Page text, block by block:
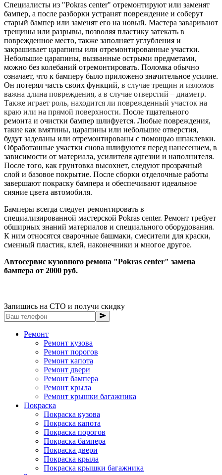
Специалисты из "Pokras center" отремонтируют или заменят
бампер, а после разборки устранят повреждение и соберут
старый бампер или заменят его на новый. Мастера заваривают
трещины или разрывы, позволяя пластику затекать в
поврежденное место, также заполняет углубления и
закрашивает царапины или отремонтированные участки.
Небольшие царапины, вызванные острыми предметами,
можно без колебаний отремонтировать. Поломка обычно
означает, что к бамперу было приложено значительное усилие.
Он потерял часть своих функций, в случае трещин и изломов
важна длина повреждения, а в случае отверстий – диаметр.
Также играет роль, находится ли поврежденный участок на
краю или на прямой поверхности. После тщательного
ремонта и очистки бампер шлифуется. Любые повреждения,
такие как вмятины, царапины или небольшие отверстия,
будут заделаны или отремонтированы с помощью шпаклевки.
Обработанные участки снова шлифуются перед нанесением, в
зависимости от материала, усилителя адгезии и наполнителя.
После того, как грунтовка высохнет, следуют прозрачный
слой и базовое покрытие. После сборки отделочные работы
завершают покраску бампера и обеспечивают идеальное
сияние цвета автомобиля.
Бамперы всегда следует ремонтировать в
специализированной мастерской Pokras center. Ремонт требует
обширных знаний материалов и специального оборудования.
К ним относятся сварочные башмаки, смесители для краски,
сменный пластик, клей, наконечники и многое другое.
Автосервис кузовного ремона "Pokras center" замена
бампера от 2000 руб.
Запишись на СТО и получи скидку
Ремонт
Ремонт кузова
Ремонт порогов
Ремонт капота
Ремонт двери
Ремонт бампера
Ремонт крыла
Ремонт крышки багажника
Покраска
Покраска кузова
Покраска капота
Покраска порогов
Покраска бампера
Покраска двери
Покраска крыла
Покраска крышки багажника